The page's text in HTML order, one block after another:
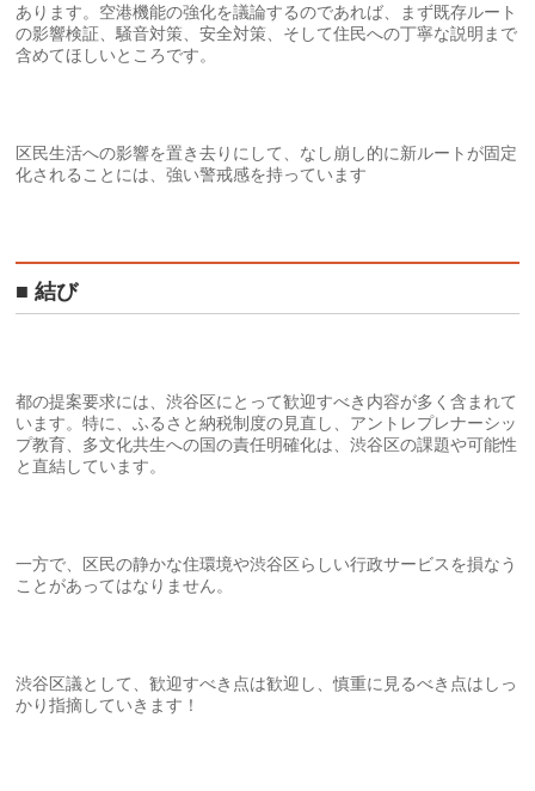
あります。空港機能の強化を議論するのであれば、まず既存ルート
の影響検証、騒音対策、安全対策、そして住民への丁寧な説明まで
含めてほしいところです。
区民生活への影響を置き去りにして、なし崩し的に新ルートが固定
化されることには、強い警戒感を持っています
■ 結び
都の提案要求には、渋谷区にとって歓迎すべき内容が多く含まれて
います。特に、ふるさと納税制度の見直し、アントレプレナーシッ
プ教育、多文化共生への国の責任明確化は、渋谷区の課題や可能性
と直結しています。
一方で、区民の静かな住環境や渋谷区らしい行政サービスを損なう
ことがあってはなりません。
渋谷区議として、歓迎すべき点は歓迎し、慎重に見るべき点はしっ
かり指摘していきます！